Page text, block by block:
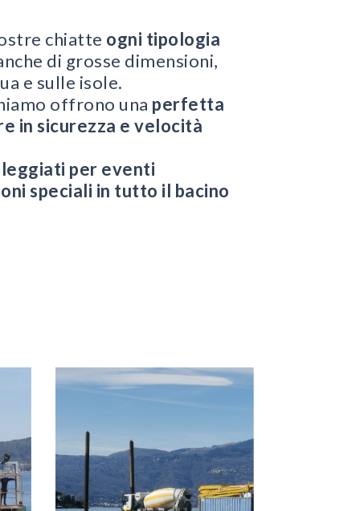
chiatte ogni tipologia
di grosse dimensioni,
e sulle isole.
offrono una perfetta
in sicurezza e velocità
per eventi
speciali in tutto il bacino